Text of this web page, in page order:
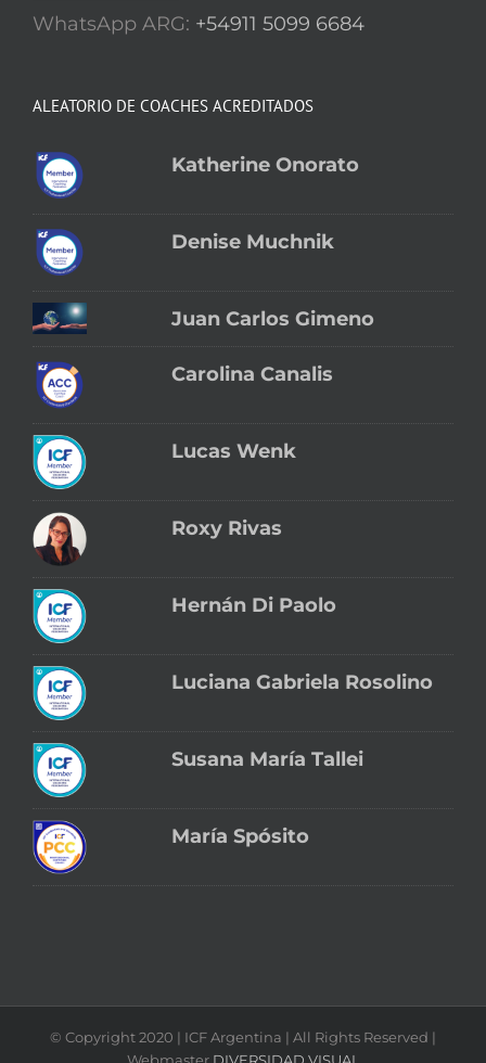
WhatsApp ARG: +54911 5099 6684
ALEATORIO DE COACHES ACREDITADOS
Katherine Onorato
Denise Muchnik
Juan Carlos Gimeno
Carolina Canalis
Lucas Wenk
Roxy Rivas
Hernán Di Paolo
Luciana Gabriela Rosolino
Susana María Tallei
María Spósito
© Copyright 2020 | ICF Argentina | All Rights Reserved |